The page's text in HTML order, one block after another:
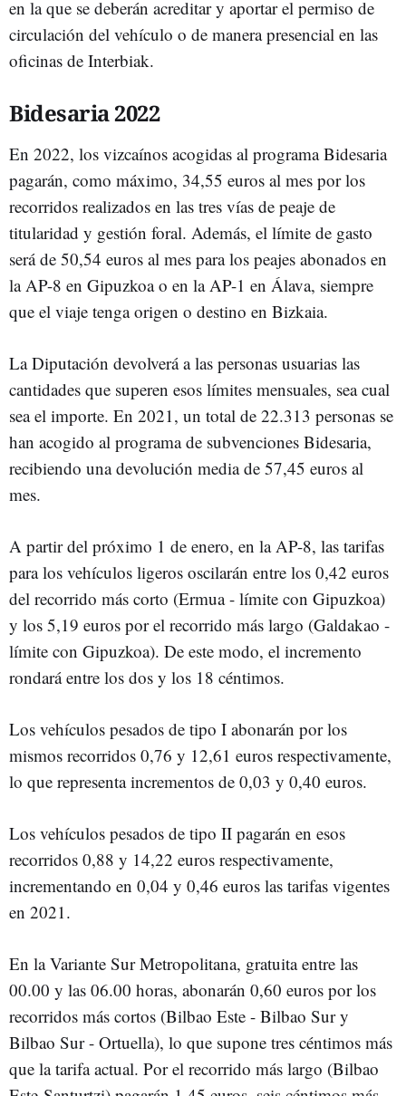
en la que se deberán acreditar y aportar el permiso de
circulación del vehículo o de manera presencial en las
oficinas de Interbiak.
Bidesaria 2022
En 2022, los vizcaínos acogidas al programa Bidesaria
pagarán, como máximo, 34,55 euros al mes por los
recorridos realizados en las tres vías de peaje de
titularidad y gestión foral. Además, el límite de gasto
será de 50,54 euros al mes para los peajes abonados en
la AP-8 en Gipuzkoa o en la AP-1 en Álava, siempre
que el viaje tenga origen o destino en Bizkaia.
La Diputación devolverá a las personas usuarias las
cantidades que superen esos límites mensuales, sea cual
sea el importe. En 2021, un total de 22.313 personas se
han acogido al programa de subvenciones Bidesaria,
recibiendo una devolución media de 57,45 euros al
mes.
A partir del próximo 1 de enero, en la AP-8, las tarifas
para los vehículos ligeros oscilarán entre los 0,42 euros
del recorrido más corto (Ermua - límite con Gipuzkoa)
y los 5,19 euros por el recorrido más largo (Galdakao -
límite con Gipuzkoa). De este modo, el incremento
rondará entre los dos y los 18 céntimos.
Los vehículos pesados de tipo I abonarán por los
mismos recorridos 0,76 y 12,61 euros respectivamente,
lo que representa incrementos de 0,03 y 0,40 euros.
Los vehículos pesados de tipo II pagarán en esos
recorridos 0,88 y 14,22 euros respectivamente,
incrementando en 0,04 y 0,46 euros las tarifas vigentes
en 2021.
En la Variante Sur Metropolitana, gratuita entre las
00.00 y las 06.00 horas, abonarán 0,60 euros por los
recorridos más cortos (Bilbao Este - Bilbao Sur y
Bilbao Sur - Ortuella), lo que supone tres céntimos más
que la tarifa actual. Por el recorrido más largo (Bilbao